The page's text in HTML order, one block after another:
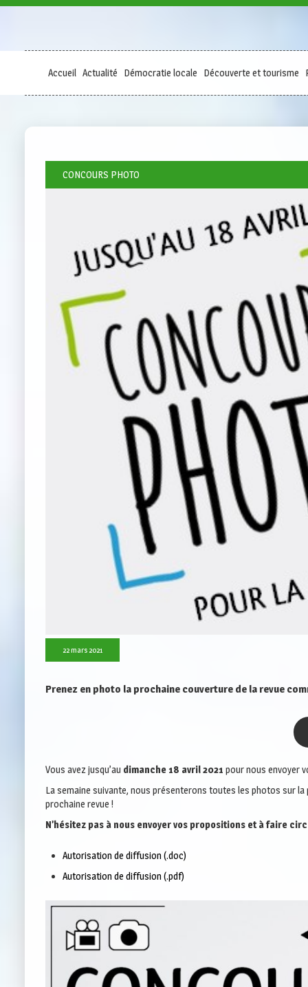
Accueil Actualité Démocratie locale Découverte et tourisme
CONCOURS PHOTO
22 mars 2021
Prenez en photo la prochaine couverture de la revue
Vous avez jusqu’au dimanche 18 avril 2021 pour nous envoyer
La semaine suivante, nous présenterons toutes les photos sur la
prochaine revue !
N’hésitez pas à nous envoyer vos propositions et à faire
Autorisation de diffusion (.doc)
Autorisation de diffusion (.pdf)